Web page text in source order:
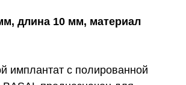
длина 10 мм, материал
имплантат с полированной